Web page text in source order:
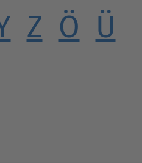
Z Ö Ü